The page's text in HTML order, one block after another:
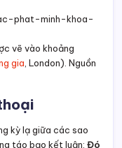
vẽ vào khoảng
gia, London). Nguồn
kỳ lạ giữa các sao
táo bạo kết luận: Đó